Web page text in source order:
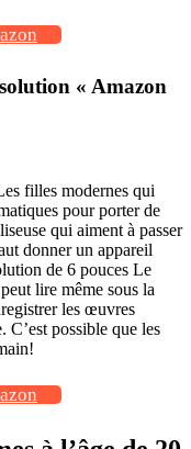
« Amazon
filles modernes qui
pour porter de
qui aiment à passer
donner un appareil
de 6 pouces Le
lire même sous la
les œuvres
C’est possible que les